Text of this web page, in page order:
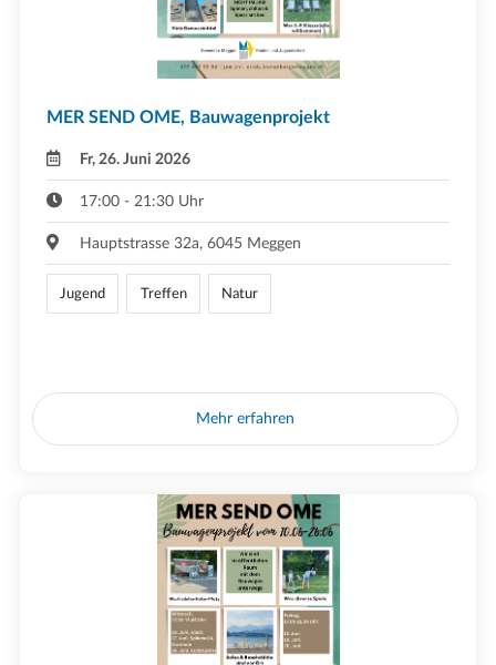
MER SEND OME, Bauwagenprojekt
Fr, 26. Juni 2026
17:00 - 21:30 Uhr
Hauptstrasse 32a, 6045 Meggen
Jugend Treffen Natur
Mehr erfahren